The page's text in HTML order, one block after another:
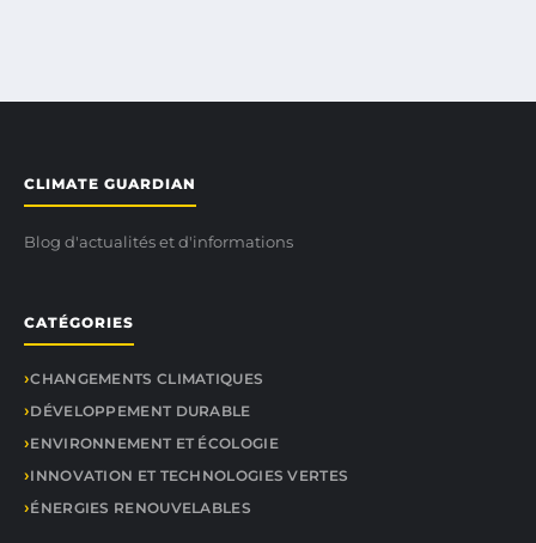
CLIMATE GUARDIAN
Blog d'actualités et d'informations
CATÉGORIES
CHANGEMENTS CLIMATIQUES
DÉVELOPPEMENT DURABLE
ENVIRONNEMENT ET ÉCOLOGIE
INNOVATION ET TECHNOLOGIES VERTES
ÉNERGIES RENOUVELABLES